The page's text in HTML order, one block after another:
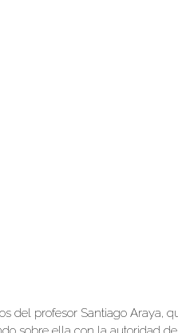
del profesor Santiago Araya,